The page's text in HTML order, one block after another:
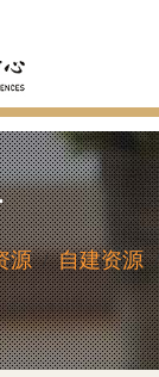
源 / 自建资源 /